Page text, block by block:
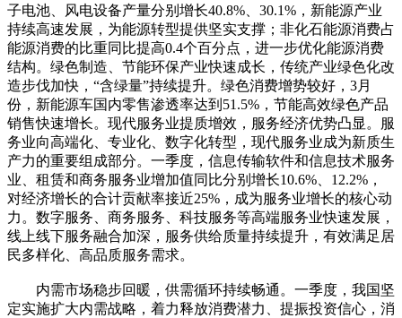
子电池、风电设备产量分别增长40.8%、30.1%，新能源产业
持续高速发展，为能源转型提供坚实支撑；非化石能源消费占
能源消费的比重同比提高0.4个百分点，进一步优化能源消费
结构。绿色制造、节能环保产业快速成长，传统产业绿色化改
造步伐加快，“含绿量”持续提升。绿色消费增势较好，3月
份，新能源车国内零售渗透率达到51.5%，节能高效绿色产品
销售快速增长。现代服务业提质增效，服务经济优势凸显。服
务业向高端化、专业化、数字化转型，现代服务业成为新质生
产力的重要组成部分。一季度，信息传输软件和信息技术服务
业、租赁和商务服务业增加值同比分别增长10.6%、12.2%，
对经济增长的合计贡献率接近25%，成为服务业增长的核心动
力。数字服务、商务服务、科技服务等高端服务业快速发展，
线上线下服务融合加深，服务供给质量持续提升，有效满足居
民多样化、高品质服务需求。
内需市场稳步回暖，供需循环持续畅通。一季度，我国坚
定实施扩大内需战略，着力释放消费潜力、提振投资信心，消